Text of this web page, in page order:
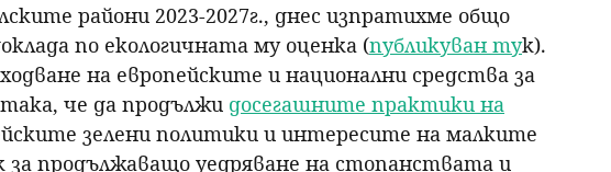
р
райони 2023-2027г., днес изпратихме общо
по екологичната му оценка (публикуван тук).
на европейските и национални средства за
че да продължи досегашните практики на
зелени политики и интересите на малките
за продължаващо уедряване на стопанствата и